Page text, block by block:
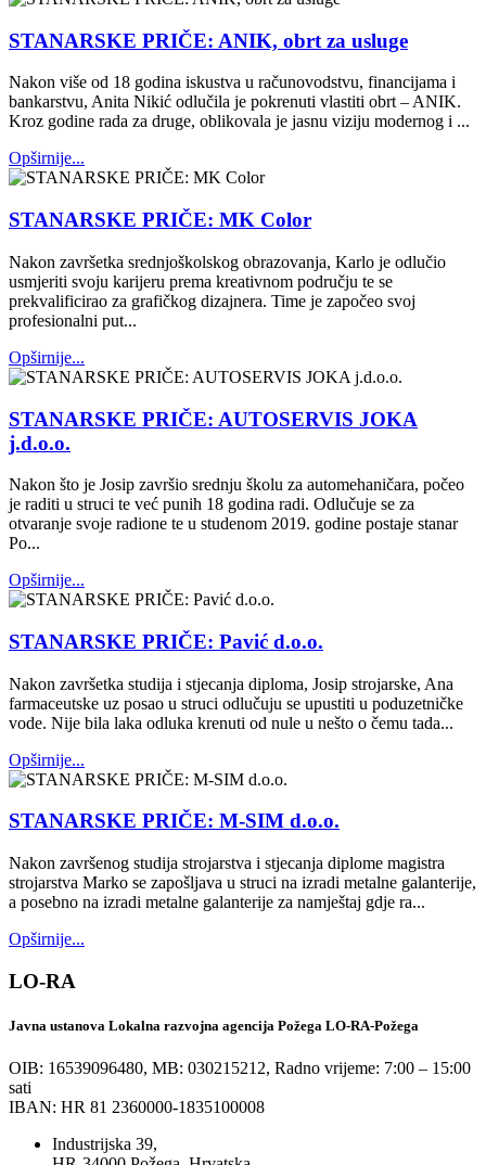
STANARSKE PRIČE: ANIK, obrt za usluge
Nakon više od 18 godina iskustva u računovodstvu, financijama i
bankarstvu, Anita Nikić odlučila je pokrenuti vlastiti obrt – ANIK.
Kroz godine rada za druge, oblikovala je jasnu viziju modernog i ...
Opširnije...
STANARSKE PRIČE: MK Color
Nakon završetka srednjoškolskog obrazovanja, Karlo je odlučio
usmjeriti svoju karijeru prema kreativnom području te se
prekvalificirao za grafičkog dizajnera. Time je započeo svoj
profesionalni put...
Opširnije...
STANARSKE PRIČE: AUTOSERVIS JOKA
j.d.o.o.
Nakon što je Josip završio srednju školu za automehaničara, počeo
je raditi u struci te već punih 18 godina radi. Odlučuje se za
otvaranje svoje radione te u studenom 2019. godine postaje stanar
Po...
Opširnije...
STANARSKE PRIČE: Pavić d.o.o.
Nakon završetka studija i stjecanja diploma, Josip strojarske, Ana
farmaceutske uz posao u struci odlučuju se upustiti u poduzetničke
vode. Nije bila laka odluka krenuti od nule u nešto o čemu tada...
Opširnije...
STANARSKE PRIČE: M-SIM d.o.o.
Nakon završenog studija strojarstva i stjecanja diplome magistra
strojarstva Marko se zapošljava u struci na izradi metalne galanterije,
a posebno na izradi metalne galanterije za namještaj gdje ra...
Opširnije...
LO-RA
Javna ustanova Lokalna razvojna agencija Požega LO-RA-Požega
OIB: 16539096480, MB: 030215212, Radno vrijeme: 7:00 – 15:00
sati
IBAN: HR 81 2360000-1835100008
Industrijska 39,